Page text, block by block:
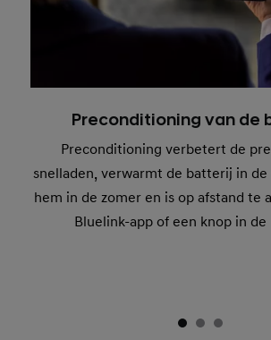
Preconditioning van de
Preconditioning verbetert de
snelladen, verwarmt de batterij in
hem in de zomer en is op afstand te
Bluelink-app of een knop in de